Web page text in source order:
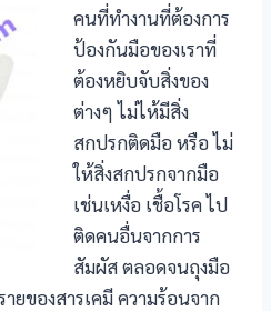
คนที่ทำงานที่ต้องการ
ป้องกันมือของเราที่
ต้องหยิบจับสิ่งของ
ต่างๆ ไม่ไห้มีสิ่ง
สกปรกติดมือ หรือ ไม่
ให้สิ่งสกปรกจากมือ
เช่นเหงื่อ เชื้อโรค ไป
ติดคนอื่นจากการ
สัมผัส ตลอดจนถุงมือ
ยของสารเคมี ความร้อนจาก